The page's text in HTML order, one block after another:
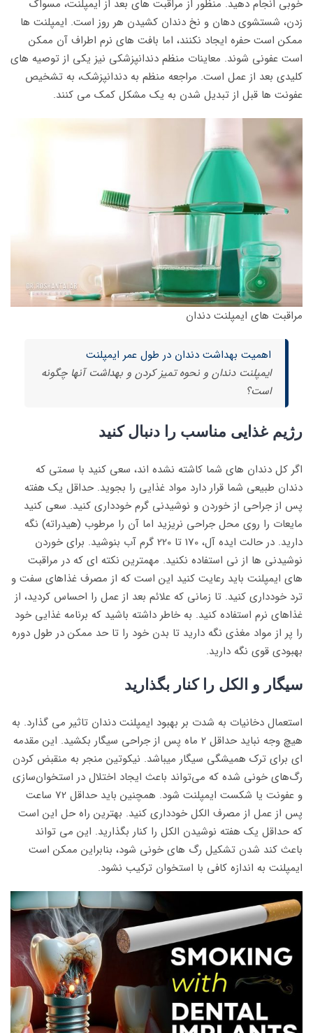
خوبی انجام دهید. منظور از مراقبت های بعد از ایمپلنت، مسواک
زدن، شستشوی دهان و نخ دندان کشیدن هر روز است. ایمپلنت ها
ممکن است حفره ایجاد نکنند، اما بافت های نرم اطراف آن ممکن
است عفونی شوند. معاینات منظم دندانپزشکی نیز یکی از توصیه های
کلیدی بعد از عمل است. مراجعه منظم به دندانپزشک، به تشخیص
عفونت ها قبل از تبدیل شدن به یک مشکل کمک می کنند.
مراقبت های ایمپلنت دندان
اهمیت بهداشت دندان در طول عمر ایمپلنت
ایمپلنت دندان و نحوه تمیز کردن و بهداشت آنها چگونه
است؟
رژیم غذایی مناسب را دنبال کنید
اگر کل دندان های شما کاشته نشده اند، سعی کنید با سمتی که
دندان طبیعی شما قرار دارد مواد غذایی را بجوید. حداقل یک هفته
پس از جراحی از خوردن و نوشیدنی گرم خودداری کنید. سعی کنید
مایعات را روی محل جراحی نریزید اما آن را مرطوب (هیدراته) نگه
دارید. در حالت ایده آل، 170 تا 220 گرم آب بنوشید. برای خوردن
نوشیدنی ها از نی استفاده نکنید. مهمترین نکته ای که در مراقبت
های ایمپلنت باید رعایت کنید این است که از مصرف غذاهای سفت و
ترد خودداری کنید. تا زمانی که علائم بعد از عمل را احساس کردید، از
غذاهای نرم استفاده کنید. به خاطر داشته باشید که برنامه غذایی خود
را پر از مواد مغذی نگه دارید تا بدن خود را تا حد ممکن در طول دوره
بهبودی قوی نگه دارید.
سیگار و الکل را کنار بگذارید
استعمال دخانیات به شدت بر بهبود ایمپلنت دندان تاثیر می گذارد. به
هیچ وجه نباید حداقل 2 ماه پس از جراحی سیگار بکشید. این مقدمه
ای برای ترک همیشگی سیگار میباشد. نیکوتین منجر به منقبض کردن
رگ‌های خونی شده که می‌تواند باعث ایجاد اختلال در استخوان‌سازی
و عفونت یا شکست ایمپلنت شود. همچنین باید حداقل 72 ساعت
پس از عمل از مصرف الکل خودداری کنید. بهترین راه حل این است
که حداقل یک هفته نوشیدن الکل را کنار بگذارید. این می تواند
باعث کند شدن تشکیل رگ های خونی شود، بنابراین ممکن است
ایمپلنت به اندازه کافی با استخوان ترکیب نشود.